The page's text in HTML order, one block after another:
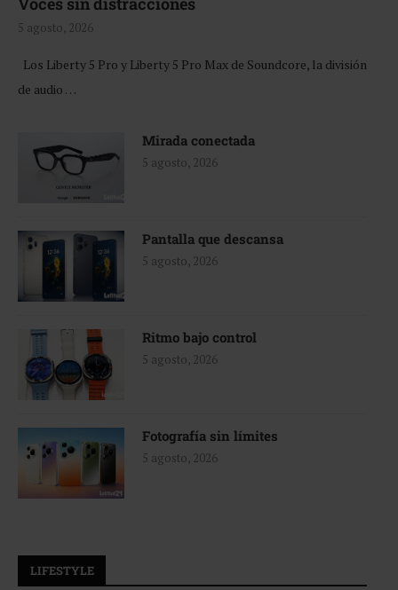
5 agosto, 2026
Los Liberty 5 Pro y Liberty 5 Pro Max de Soundcore, la división
de audio …
Mirada conectada
5 agosto, 2026
Pantalla que descansa
5 agosto, 2026
Ritmo bajo control
5 agosto, 2026
Fotografía sin límites
5 agosto, 2026
LIFESTYLE